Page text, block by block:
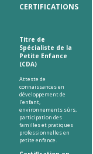
CERTIFICATIONS
Titre de
Spécialiste de la
Petite Enfance
(CDA)
Atteste de
connaissances en
développement de
l’enfant,
environnements sûrs,
participation des
familles et pratiques
professionnelles en
petite enfance.